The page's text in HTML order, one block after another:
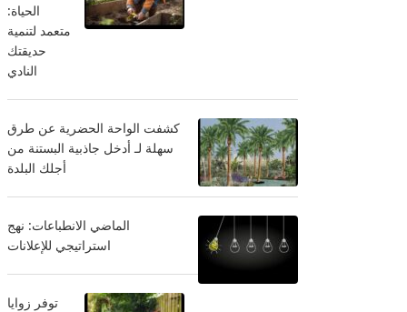
الحياة:
متعمد لتنمية
حديقتك
النادي
كشفت الواحة الحضرية عن طرق
سهلة لـ أدخل جاذبية البستنة من
أجلك البلدة
الماضي الانطباعات: نهج
استراتيجي للإعلانات
توفر زوايا